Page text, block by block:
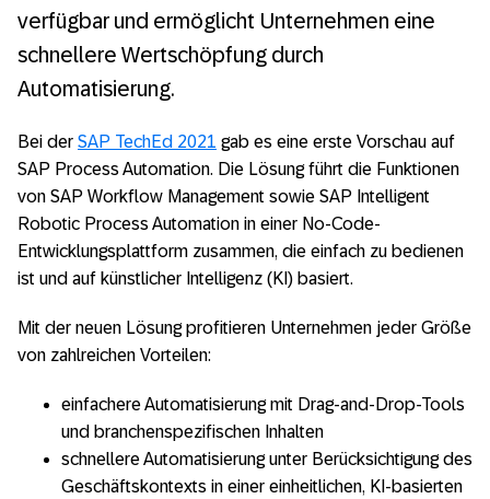
verfügbar und ermöglicht Unternehmen eine
schnellere Wertschöpfung durch
Automatisierung.
Bei der SAP TechEd 2021 gab es eine erste Vorschau auf
SAP Process Automation. Die Lösung führt die Funktionen
von SAP Workflow Management sowie SAP Intelligent
Robotic Process Automation in einer No-Code-
Entwicklungsplattform zusammen, die einfach zu bedienen
ist und auf künstlicher Intelligenz (KI) basiert.
Mit der neuen Lösung profitieren Unternehmen jeder Größe
von zahlreichen Vorteilen:
einfachere Automatisierung mit Drag-and-Drop-Tools
und branchenspezifischen Inhalten
schnellere Automatisierung unter Berücksichtigung des
Geschäftskontexts in einer einheitlichen, KI-basierten